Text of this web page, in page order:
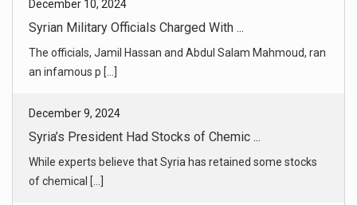
December 9, 2024
Syria’s President Had Stocks of Chemic ...
While experts believe that Syria has retained some stocks
of chemical [...]
December 9, 2024
Rupert Murdoch Fails in Bid to Change ...
A Nevada commissioner ruled resoundingly against Mr.
Murdoch, who was [...]